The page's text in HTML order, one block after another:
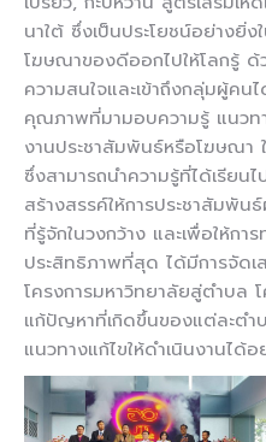
นาใต้ ซึ่งเป็นประโยชน์อย่างยิ่
โฆษณาของดีออกไปให้โลกรู้
ความสนใจและเข้าถึงกลุ่มผู้ค
คุณภาพที่มามอบความรู้ แนวทา
งานประชาสัมพันธ์หรือโฆษณา
ซึ่งสามารถนำความรู้ที่ได้เรีย
สร้างสรรค์ให้การประชาสัมพัน
ที่รู้จักในวงกว้าง และเพื่อให้กา
ประสิทธิภาพที่สุด ได้มีการจัด
โครงการมหาวิทยาลัยสู่ตำบล
แก้ปัญหาที่เกิดขึ้นของแต่ละต
แนวทางแก้ไขให้ดำเนินงานได้